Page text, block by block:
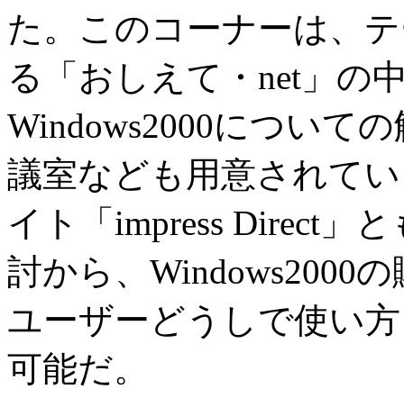
た。このコーナーは、
る「おしえて・net」の
Windows2000について
議室なども用意されて
イト「impress Direct」
討から、Windows2000
ユーザーどうしで使い
可能だ。